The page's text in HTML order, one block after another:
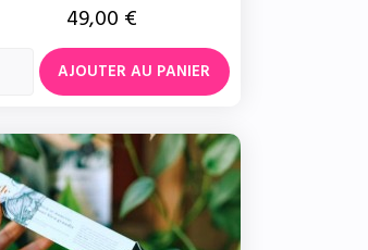
Prix
49,00 €
AJOUTER AU PANIER